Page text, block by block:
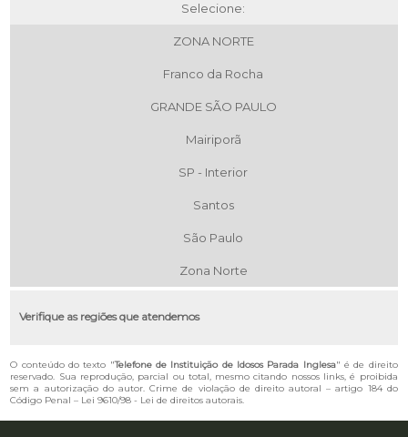
Selecione:
ZONA NORTE
Franco da Rocha
GRANDE SÃO PAULO
Mairiporã
SP - Interior
Santos
São Paulo
Zona Norte
Verifique as regiões que atendemos
O conteúdo do texto "Telefone de Instituição de Idosos Parada Inglesa" é de direito
reservado. Sua reprodução, parcial ou total, mesmo citando nossos links, é proibida
sem a autorização do autor. Crime de violação de direito autoral – artigo 184 do
Código Penal – Lei 9610/98 - Lei de direitos autorais.